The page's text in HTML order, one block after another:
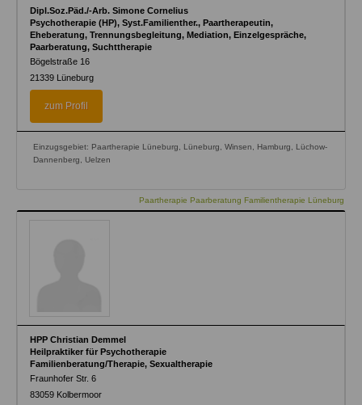
Dipl.Soz.Päd./-Arb. Simone Cornelius
Psychotherapie (HP), Syst.Familienther., Paartherapeutin,
Eheberatung, Trennungsbegleitung, Mediation, Einzelgespräche,
Paarberatung, Suchttherapie
Bögelstraße 16
21339 Lüneburg
zum Profil
Einzugsgebiet: Paartherapie Lüneburg, Lüneburg, Winsen, Hamburg, Lüchow-
Dannenberg, Uelzen
Paartherapie Paarberatung Familientherapie Lüneburg
HPP Christian Demmel
Heilpraktiker für Psychotherapie
Familienberatung/Therapie, Sexualtherapie
Fraunhofer Str. 6
83059 Kolbermoor